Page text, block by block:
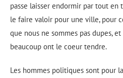
passe laisser endormir par tout en
le faire valoir pour une ville, pour
que nous ne sommes pas dupes,
beaucoup ont le coeur tendre.
Les hommes politiques sont pour